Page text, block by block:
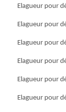
Elagueur pour
Elagueur pour
Elagueur pour
Elagueur pour
Elagueur pour
Elagueur pour